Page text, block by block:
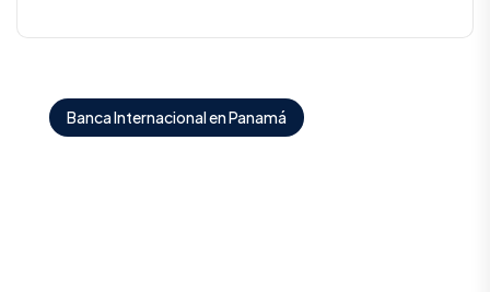
Banca Internacional en Panamá